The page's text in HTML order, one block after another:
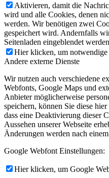
Aktivieren, damit die
wird und alle Cookies, denen
werden. Wir benötigen zwei
gespeichert wird. Andernfalls
Seitenladen eingeblendet
Hier klicken, um
Andere externe Dienste
Wir nutzen auch verschiedene
Webfonts, Google Maps und
Anbieter möglicherweise
speichern, können Sie diese
dass eine Deaktivierung dieser
Aussehen unserer Webseite
Änderungen werden nach
Google Webfont Einstellungen:
Hier klicken, um Google